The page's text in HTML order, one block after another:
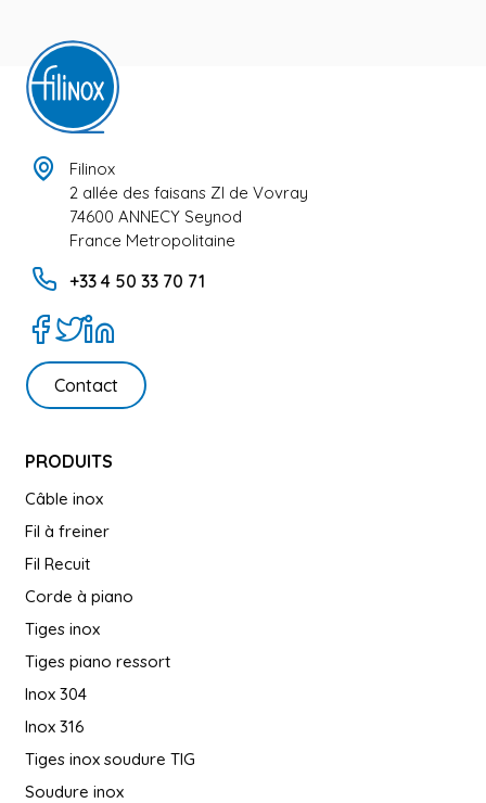
Filinox
2 allée des faisans ZI de Vovray
74600 ANNECY Seynod
France Metropolitaine
+33 4 50 33 70 71
Contact
PRODUITS
Câble inox
Fil à freiner
Fil Recuit
Corde à piano
Tiges inox
Tiges piano ressort
Inox 304
Inox 316
Tiges inox soudure TIG
Soudure inox